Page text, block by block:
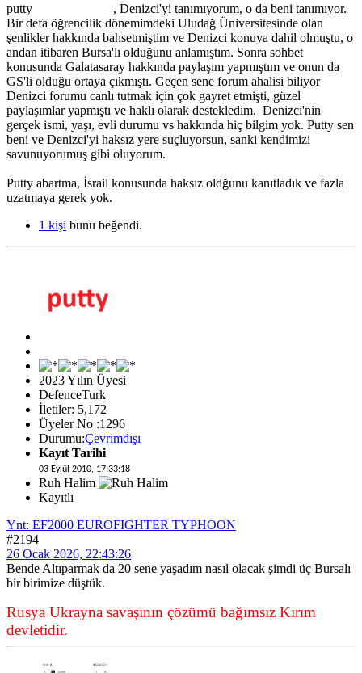
putty
, Denizci'yi tanımıyorum, o da beni tanımıyor.
Bir defa öğrencilik dönemimdeki Uludağ Üniversitesinde olan
şenlikler hakkında bahsetmiştim ve Denizci konuya dahil olmuştu, o
andan itibaren Bursa'lı olduğunu anlamıştım. Sonra sohbet
konusunda Galatasaray hakkında paylaşım yapmıştım ve onun da
GS'li olduğu ortaya çıkmıştı. Geçen sene forum ahalisi biliyor
Denizci forumu canlı tutmak için çok gayret etmişti, güzel
paylaşımlar yapmıştı ve haklı olarak destekledim. Denizci'nin
gerçek ismi, yaşı, evli durumu vs hakkında hiç bilgim yok. Putty sen
beni ve Denizci'yi haksız yere suçluyorsun, sanki kendimizi
savunuyorumuş gibi oluyorum.
Putty abartma, İsrail konusunda haksız oldğunu kanıtladık ve fazla
uzatmaya gerek yok.
1 kişi bunu beğendi.
2023 Yılın Üyesi
DefenceTurk
İletiler: 5,172
Üyeler No :1296
Durumu:Çevrimdışı
Kayıt Tarihi
03 Eylül 2010, 17:33:18
Ruh Halim
Kayıtlı
Ynt: EF2000 EUROFIGHTER TYPHOON
#2194
26 Ocak 2026, 22:43:26
Bende Altıparmak da 20 sene yaşadım nasıl olacak şimdi üç Bursalı
bir birimize düştük.
Rusya Ukrayna savaşının çözümü bağımsız Kırım
devletidir.